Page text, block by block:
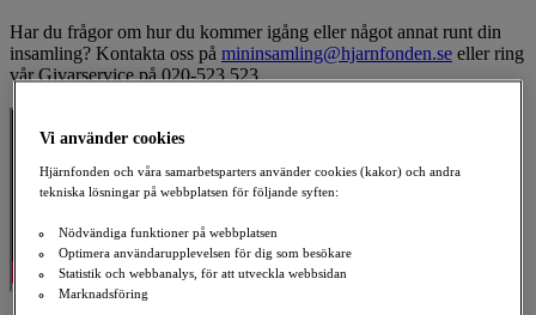
Har du frågor om hur du kommer igång eller något annat runt din
insamling? Kontakta oss på mininsamling@hjarnfonden.se eller ring
vår Givarservice på 020-523 523
Vi använder cookies
Hjärnfonden och våra samarbetsparters använder cookies (kakor) och andra
tekniska lösningar på webbplatsen för följande syften:
Nödvändiga funktioner på webbplatsen
Optimera användarupplevelsen för dig som besökare
Statistik och webbanalys, för att utveckla webbsidan
Marknadsföring